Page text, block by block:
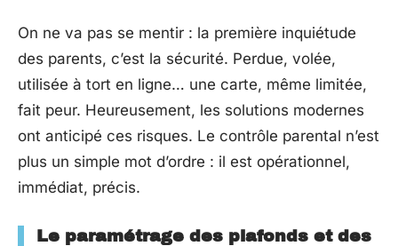
On ne va pas se mentir : la première inquiétude
des parents, c’est la sécurité. Perdue, volée,
utilisée à tort en ligne… une carte, même limitée,
fait peur. Heureusement, les solutions modernes
ont anticipé ces risques. Le contrôle parental n’est
plus un simple mot d’ordre : il est opérationnel,
immédiat, précis.
Le paramétrage des plafonds et des